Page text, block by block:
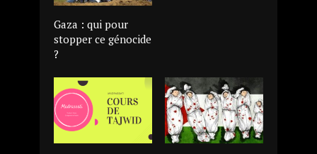
Gaza : qui pour
stopper ce génocide
?